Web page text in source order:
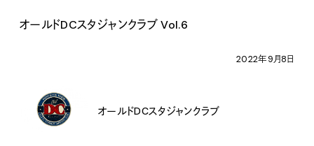
オールドDCスタジャンクラブ Vol.6
2022年9月8日
オールドDCスタジャンクラブ